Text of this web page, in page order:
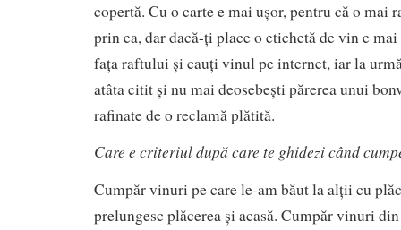
copertă. Cu o carte e mai ușor, pentru că o mai
prin ea, dar dacă-ți place o etichetă de vin e
fața raftului și cauți vinul pe internet, iar la
atâta citit și nu mai deosebești părerea unui
rafinate de o reclamă plătită.
Care e criteriul după care te ghidezi când
Cumpăr vinuri pe care le-am băut la alții cu
prelungesc plăcerea și acasă. Cumpăr vinuri